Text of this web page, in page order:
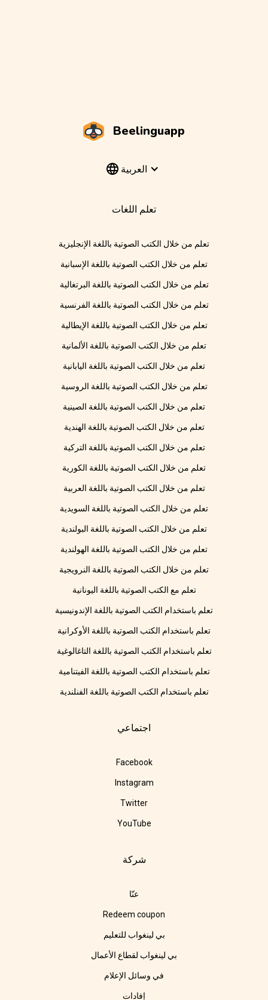
Beelinguapp
العربية
تعلم اللغات
تعلم من خلال الكتب الصوتية باللغة الإنجليزية
تعلم من خلال الكتب الصوتية باللغة الإسبانية
تعلم من خلال الكتب الصوتية باللغة البرتغالية
تعلم من خلال الكتب الصوتية باللغة الفرنسية
تعلم من خلال الكتب الصوتية باللغة الإيطالية
تعلم من خلال الكتب الصوتية باللغة الألمانية
تعلم من خلال الكتب الصوتية باللغة اليابانية
تعلم من خلال الكتب الصوتية باللغة الروسية
تعلم من خلال الكتب الصوتية باللغة الصينية
تعلم من خلال الكتب الصوتية باللغة الهندية
تعلم من خلال الكتب الصوتية باللغة التركية
تعلم من خلال الكتب الصوتية باللغة الكورية
تعلم من خلال الكتب الصوتية باللغة العربية
تعلم من خلال الكتب الصوتية باللغة السويدية
تعلم من خلال الكتب الصوتية باللغة البولندية
تعلم من خلال الكتب الصوتية باللغة الهولندية
تعلم من خلال الكتب الصوتية باللغة النرويجية
تعلم مع الكتب الصوتية باللغة اليونانية
تعلم باستخدام الكتب الصوتية باللغة الإندونيسية
تعلم باستخدام الكتب الصوتية باللغة الأوكرانية
تعلم باستخدام الكتب الصوتية باللغة التاغالوغية
تعلم باستخدام الكتب الصوتية باللغة الفيتنامية
تعلم باستخدام الكتب الصوتية باللغة الفنلندية
اجتماعي
Facebook
Instagram
Twitter
YouTube
شركة
عنّا
Redeem coupon
بي لينغواب للتعليم
بي لينغواب لقطاع الأعمال
في وسائل الإعلام
إفادات